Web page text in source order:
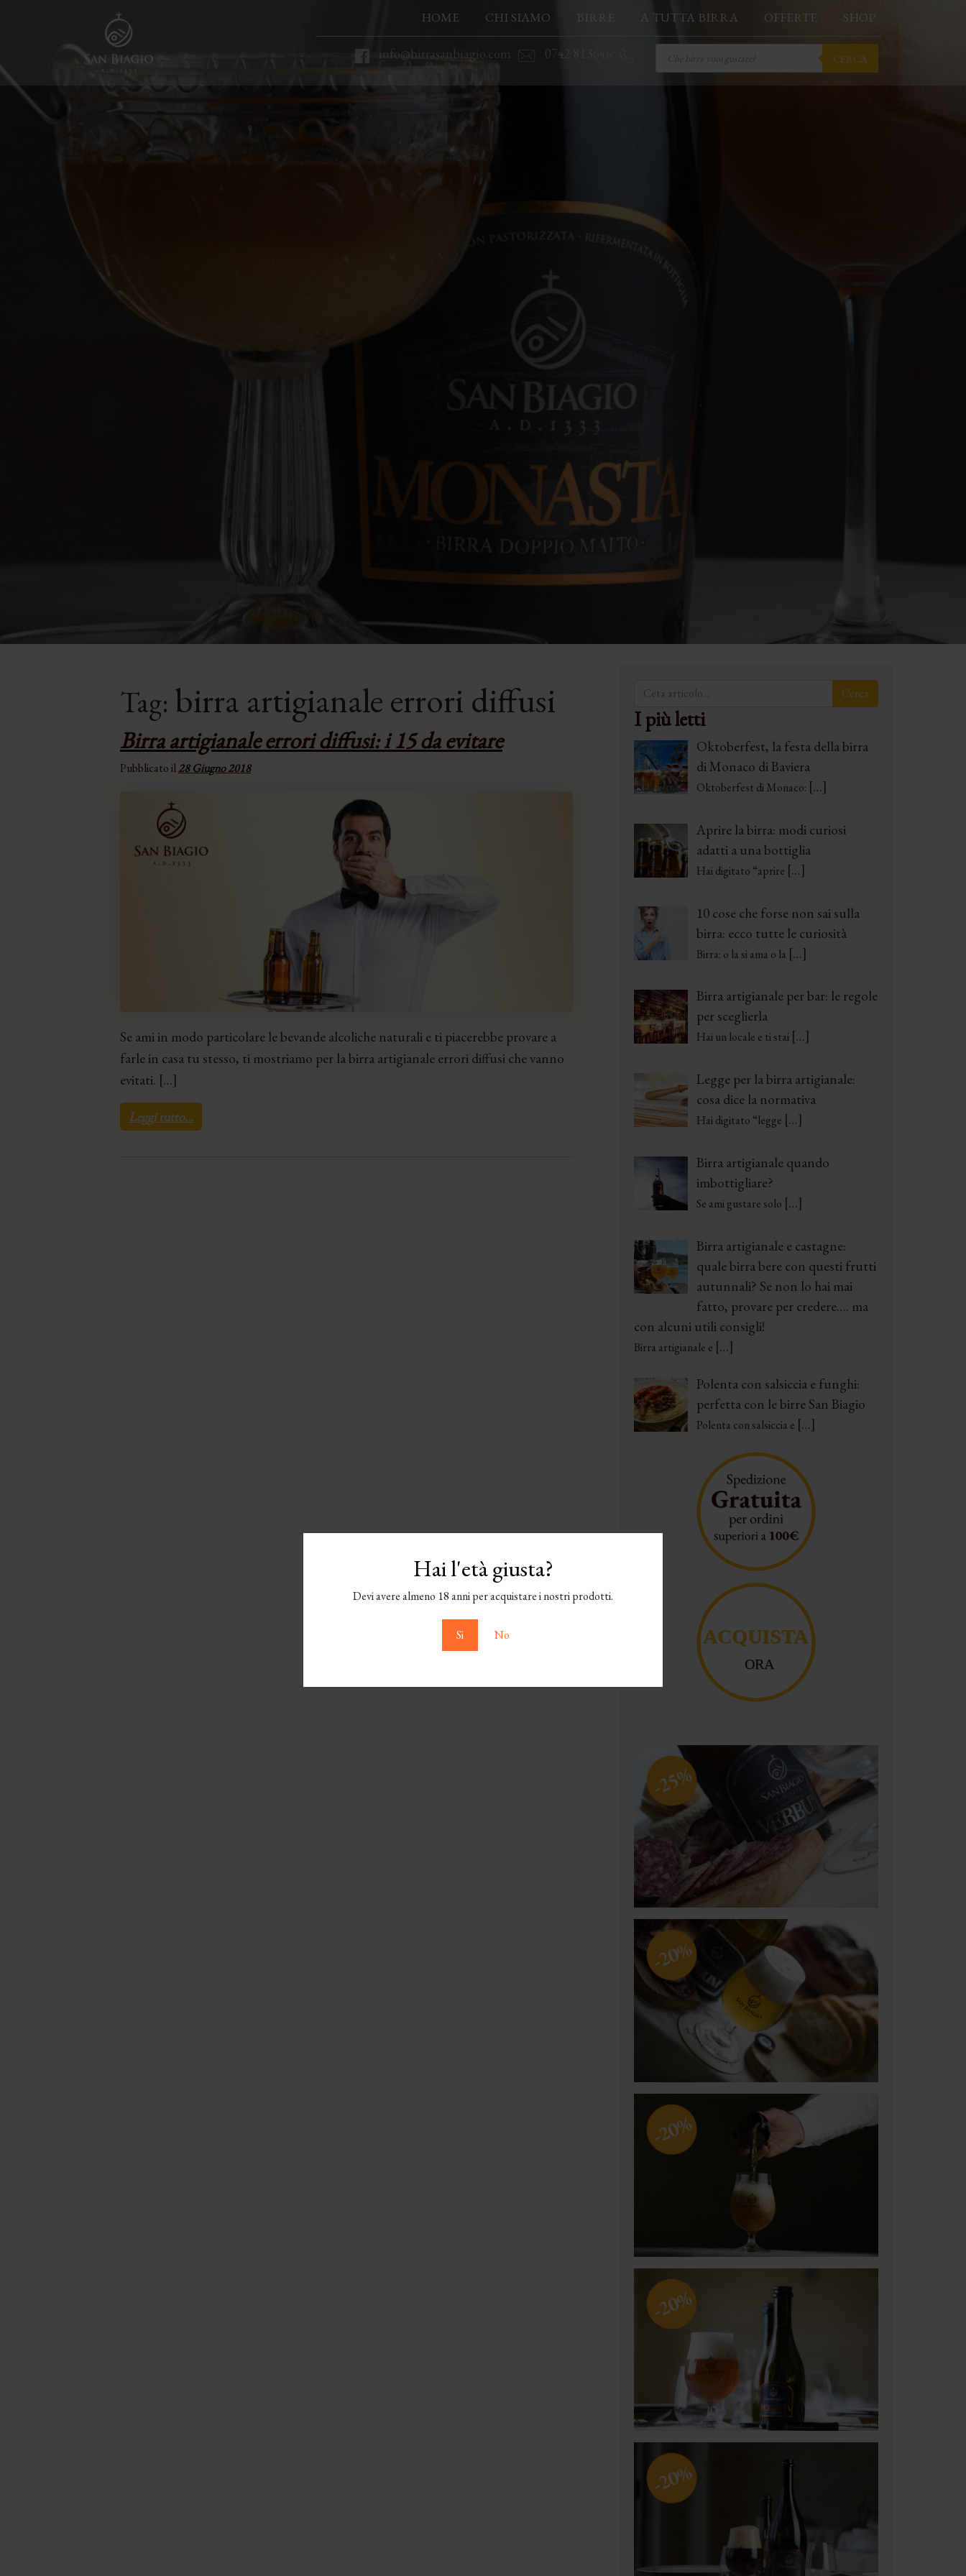
Hai l'età giusta?
Devi avere almeno 18 anni per acquistare i nostri prodotti.
Si No
HOME CHI SIAMO BIRRE A TUTTA BIRRA OFFERTE SHOP
info@birrasanbiagio.com 0742 813646 search CERCA
Tag: birra artigianale errori diffusi
Birra artigianale errori diffusi: i 15 da evitare
Pubblicato il28 Giugno 2018
Se ami in modo particolare le bevande alcoliche naturali e ti piacerebbe provare a
farle in casa tu stesso, ti mostriamo per la birra artigianale errori diffusi che vanno
evitati. […]
Leggi tutto…
I più letti
Oktoberfest, la festa della birra
di Monaco di Baviera
Oktoberfest di Monaco: […]
Aprire la birra: modi curiosi
adatti a una bottiglia
Hai digitato “aprire […]
10 cose che forse non sai sulla
birra: ecco tutte le curiosità
Birra: o la si ama o la […]
Birra artigianale per bar: le regole
per sceglierla
Hai un locale e ti stai […]
Legge per la birra artigianale:
cosa dice la normativa
Hai digitato “legge […]
Birra artigianale quando
imbottigliare?
Se ami gustare solo […]
Birra artigianale e castagne:
quale birra bere con questi frutti
autunnali? Se non lo hai mai
fatto, provare per credere…. ma
con alcuni utili consigli!
Birra artigianale e […]
Polenta con salsiccia e funghi:
perfetta con le birre San Biagio
Polenta con salsiccia e […]